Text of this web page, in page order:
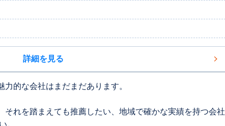
詳細を見る
的な会社はまだまだあります。
れを踏まえても推薦したい、地域で確かな実績を持つ会社
。